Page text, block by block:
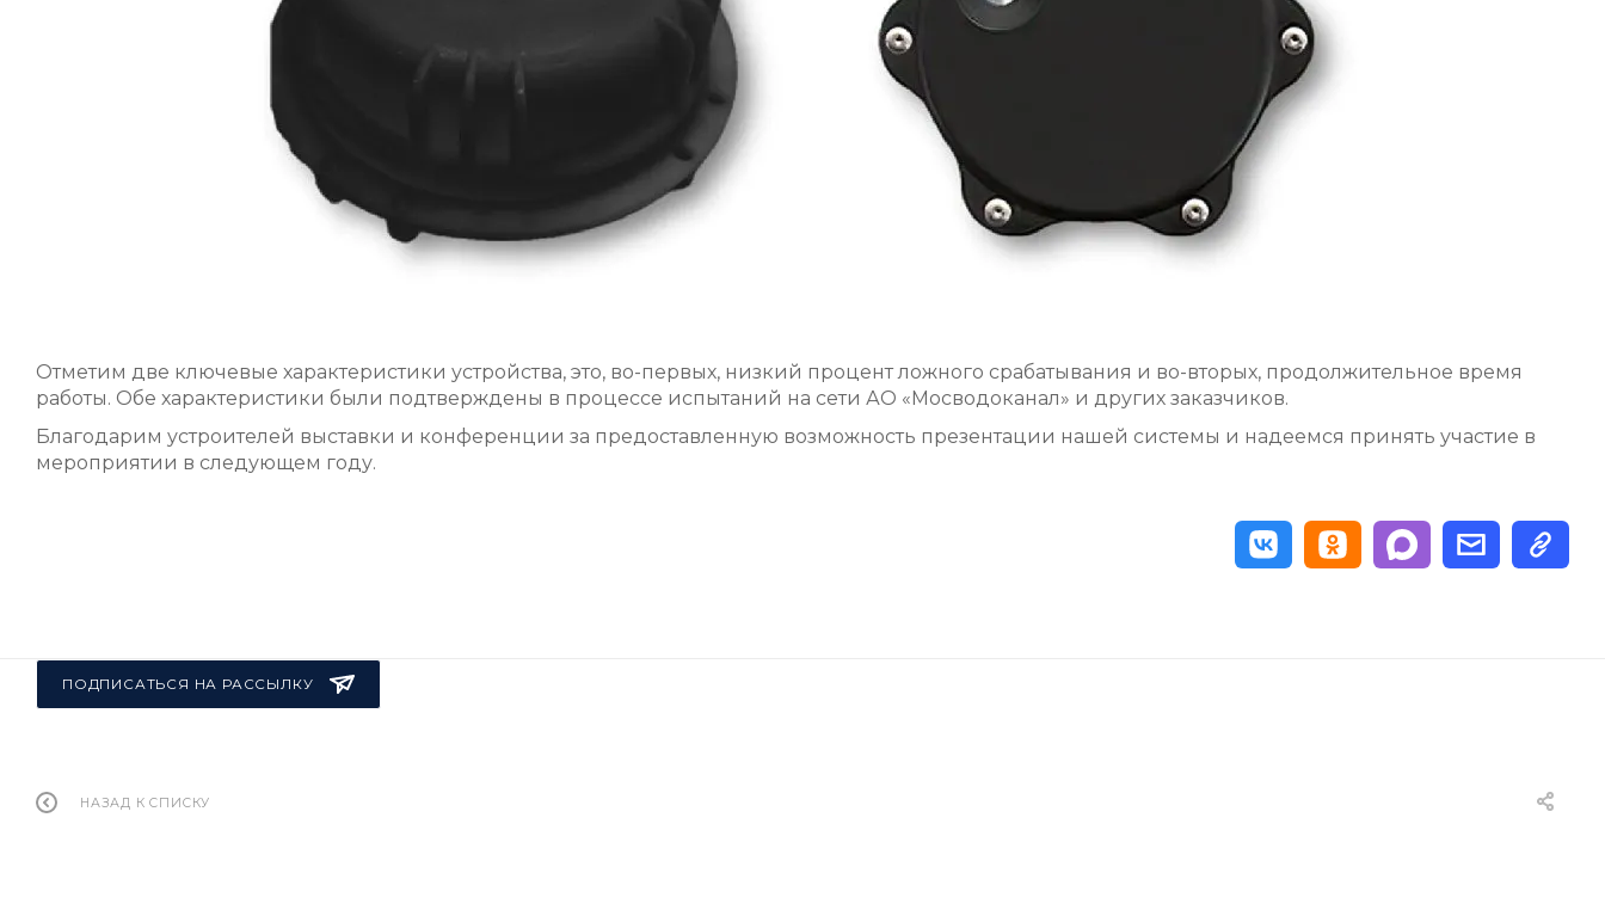
Отметим две ключевые характеристики устройства, это, во-первых, низкий процент ложного срабатывания и во-вторых, продолжительное время
работы. Обе характеристики были подтверждены в процессе испытаний на сети АО «Мосводоканал» и других заказчиков.
Благодарим устроителей выставки и конференции за предоставленную возможность презентации нашей системы и надеемся принять участие в
мероприятии в следующем году.
ПОДПИСАТЬСЯ НА РАССЫЛКУ
НАЗАД К СПИСКУ